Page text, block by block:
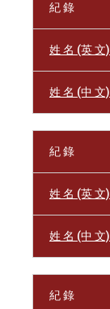
紀 錄
姓 名 (英 文)
姓 名 (中 文)
紀 錄
姓 名 (英 文)
姓 名 (中 文)
紀 錄